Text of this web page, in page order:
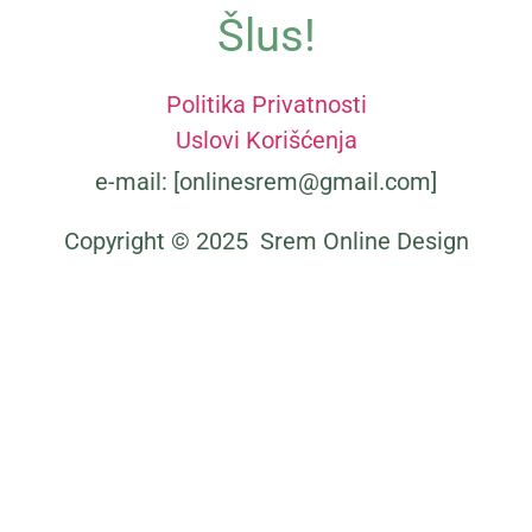
Zašto se lanene zavese i prirodni materijali
vraćaju u moderan dom
Politika Privatnosti
Uslovi Korišćenja
e-mail: [onlinesrem@gmail.com]
Copyright © 2025 Srem Online Design
Šlus!